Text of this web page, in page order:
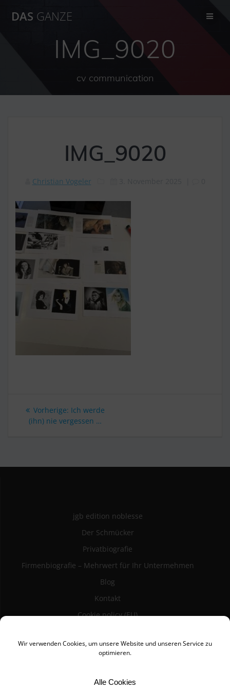
Wir verwenden Cookies, um unsere Website und unseren Service zu
optimieren.
Alle Cookies
DAS GANZE
IMG_9020
cv communication
IMG_9020
Christian Vogeler
Beitragsnavigation
Vorherige: Vorheriger
Beitrag:
Ich werde
(ihn) nie vergessen …
jgb edition noblesse
Der Schmücker
Privatbiografie
Firmenbiografie – Mehrwert für Ihr Untermehmen
Blog
Kontakt
Cookie policy (EU)
Impressum